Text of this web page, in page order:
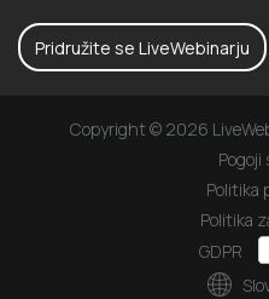
Pridružite se LiveWebinarju
Copyright © 2026
Politika
Politika
GDPR